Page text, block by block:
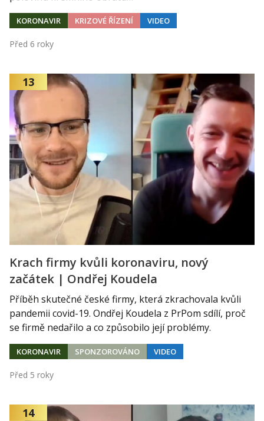
KORONAVIR KRIZOVÉ ŘÍZENÍ VIDEO
Před 6 roky
13
Krach firmy kvůli koronaviru, nový
začátek | Ondřej Koudela
Příběh skutečné české firmy, která zkrachovala kvůli
pandemii covid-19. Ondřej Koudela z PrPom sdílí, proč
se firmě nedařilo a co způsobilo její problémy.
KORONAVIR SPONZOROVÁNO VIDEO
Před 5 roky
14